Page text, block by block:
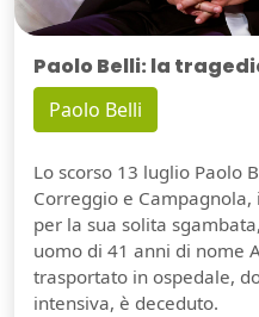
Paolo Belli: la
Paolo Belli
Lo scorso 13 luglio Paolo
Correggio e
per la sua solita
uomo di 41 anni di nome
trasportato in ospedale,
intensiva, è deceduto.